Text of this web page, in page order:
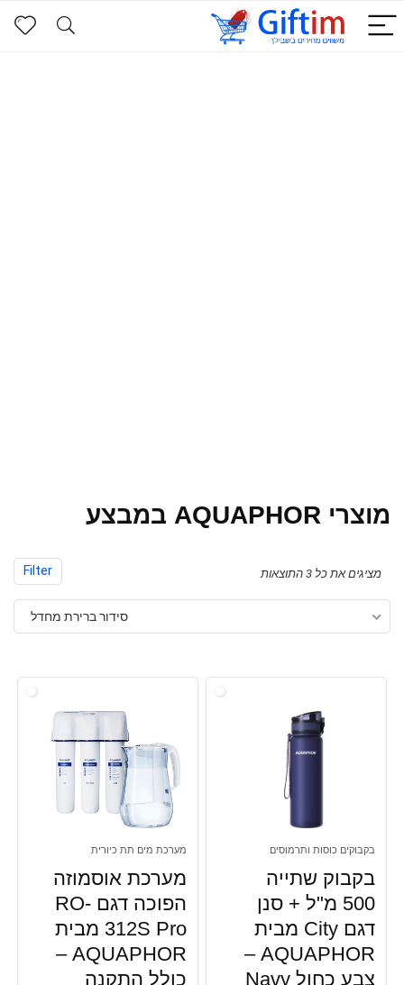
מוצרי AQUAPHOR במבצע
Filter מציגים את כל ⁦3⁩ התוצאות
סידור ברירת מחדל
בקבוקים כוסות ותרמוסים
בקבוק שתייה
500 מ"ל + סנן
דגם City מבית
AQUAPHOR –
צבע כחול Navy
מערכת מים תת כיורית
מערכת אוסמוזה
הפוכה דגם RO-
312S Pro מבית
AQUAPHOR –
כולל התקנה